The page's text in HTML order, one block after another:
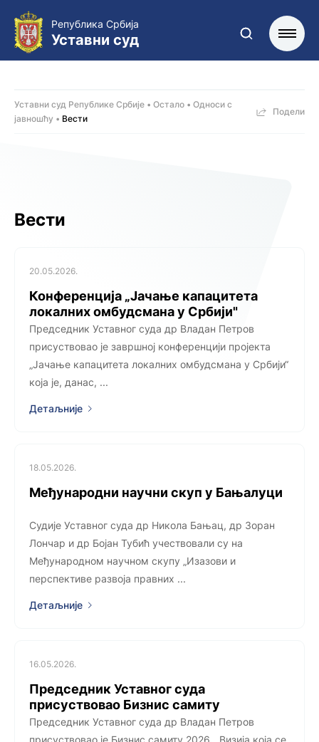
Република Србија
Уставни суд
Вести
20.05.2026.
Конференција „Јачање капацитета
локалних омбудсмана у Србији"
Председник Уставног суда др Владан Петров
присуствовао је завршној конференцији пројекта
„Јачање капацитета локалних омбудсмана у Србији“
која је, данас, ...
Детаљније
18.05.2026.
Међународни научни скуп у Бањалуци
Судије Уставног суда др Никола Бањац, др Зоран
Лончар и др Бојан Тубић учествовали су на
Међународном научном скупу „Изазови и
перспективе развоја правних ...
Детаљније
16.05.2026.
Председник Уставног суда
присуствовао Бизнис самиту
Председник Уставног суда др Владан Петров
присуствовао је Бизнис самиту 2026. „Визија која се
Уставни суд Републике Србије Остало
Односи с
јавношћу
Вести
Подели